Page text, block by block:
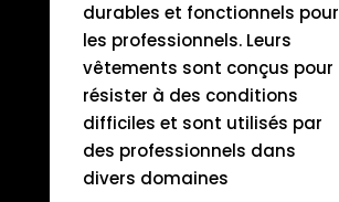
durables et fonctionnels pour
les professionnels. Leurs
vêtements sont conçus pour
résister à des conditions
difficiles et sont utilisés par
des professionnels dans
divers domaines